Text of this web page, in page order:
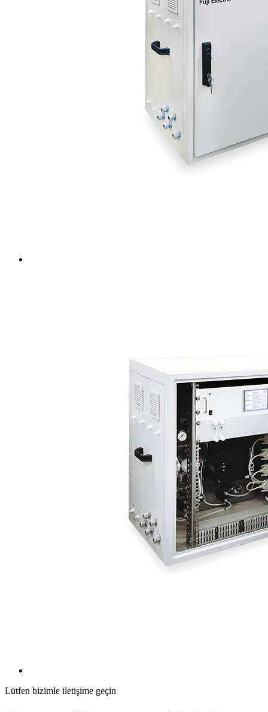
Lütfen bizimle iletişime geçin